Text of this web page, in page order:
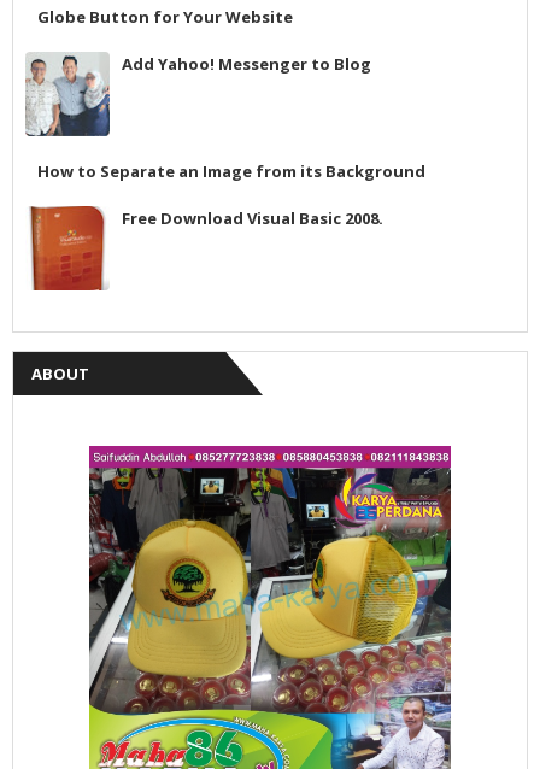
Globe Button for Your Website
Add Yahoo! Messenger to Blog
How to Separate an Image from its Background
Free Download Visual Basic 2008.
ABOUT